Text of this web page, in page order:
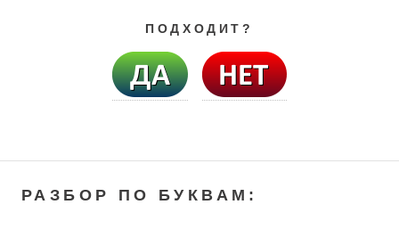
ПОДХОДИТ?
РАЗБОР ПО БУКВАМ: